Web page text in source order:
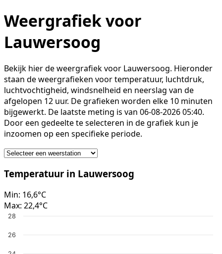
Weergrafiek voor
Lauwersoog
Bekijk hier de weergrafiek voor Lauwersoog. Hieronder
staan de weergrafieken voor temperatuur, luchtdruk,
luchtvochtigheid, windsnelheid en neerslag van de
afgelopen 12 uur. De grafieken worden elke 10 minuten
bijgewerkt. De laatste meting is van 06-08-2026 05:40.
Door een gedeelte te selecteren in de grafiek kun je
inzoomen op een specifieke periode.
Temperatuur in Lauwersoog
Min: 16,6°C
Max: 22,4°C
26
28